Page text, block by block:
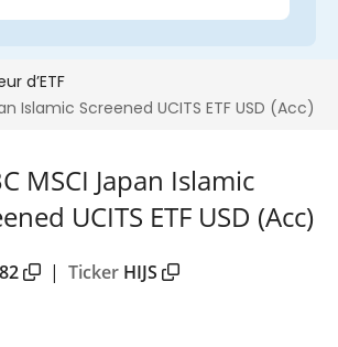
MSCI Japan Islamic
UCITS ETF USD (Acc)
| Ticker HIJS